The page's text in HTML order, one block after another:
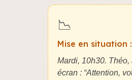
📉
Mise en situation
Mardi, 10h30.
écran : “Attention,